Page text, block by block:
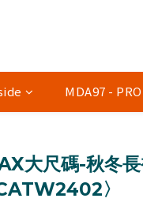
MDA97 -
大尺碼-秋冬
〉